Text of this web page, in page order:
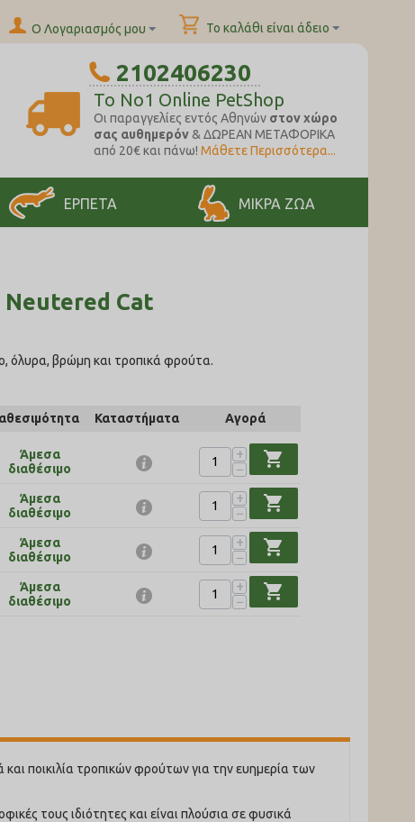
Το καλάθι είναι άδειο
Ο Λογαριασμός μου
2102406230
To No1 Online PetShop
Oι παραγγελίες εντός Αθηνών στον χώρο
σας αυθημερόν& ΔΩΡΕΑΝ ΜΕΤΑΦΟΡΙΚΑ
από 20€ και πάνω! Μάθετε Περισσότερα...
ΕΡΠΕΤΑ ΜΙΚΡΑ ΖΩΑ
Neutered Cat
όλυρα, βρώμη και τροπικά φρούτα.
Καταστήματα Αγορά
Άμεσα
διαθέσιμο
+
−
shopping_cart
Άμεσα
διαθέσιμο
+
−
shopping_cart
Άμεσα
διαθέσιμο
+
−
shopping_cart
Άμεσα
διαθέσιμο
+
−
shopping_cart
ποικιλία τροπικών φρούτων για την ευημερία των
τους ιδιότητες και είναι πλούσια σε φυσικά